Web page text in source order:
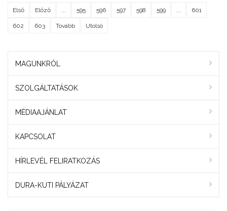
Első Előző 595 596 597 598 599 601
602 603 Tovább Utolsó
MAGUNKRÓL
SZOLGÁLTATÁSOK
MÉDIAAJÁNLAT
KAPCSOLAT
HÍRLEVÉL FELIRATKOZÁS
DURA-KUTI PÁLYÁZAT